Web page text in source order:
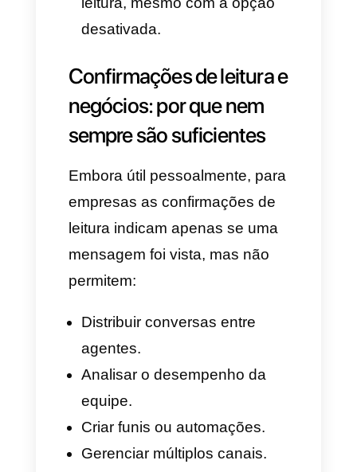
Desative
leitura
No iOS:
Abra o WhatsApp
Vá paraConfiguração >
Privacidade.
DesativeConfirmações de
Observações importantes:
Se desativadas, você não
verá quando os outros leram
suas mensagens.